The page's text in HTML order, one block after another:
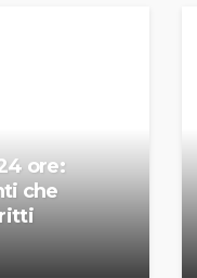
ore:
che